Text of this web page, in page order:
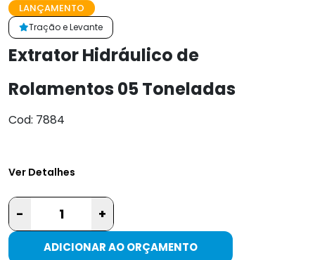
Tração e Levante
LANÇAMENTO
Extrator Hidráulico de
Rolamentos 05 Toneladas
Cod: 7884
Ver Detalhes
- +
ADICIONAR AO ORÇAMENTO